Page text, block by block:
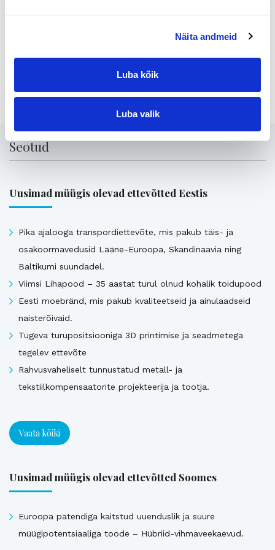
Näita andmeid
Luba kõik
Luba valik
Seotud
Uusimad müügis olevad ettevõtted Eestis
Pika ajalooga transpordiettevõte, mis pakub täis- ja
osakoormavedusid Lääne-Euroopa, Skandinaavia ning
Baltikumi suundadel.
Viimsi Lihapood – 35 aastat turul olnud kohalik toidupood
Eesti moebränd, mis pakub kvaliteetseid ja ainulaadseid
naisterõivaid.
Tugeva turupositsiooniga 3D printimise ja seadmetega
tegelev ettevõte
Rahvusvaheliselt tunnustatud metall- ja
tekstiilkompensaatorite projekteerija ja tootja.
Vaata kõiki
Uusimad müügis olevad ettevõtted Soomes
Euroopa patendiga kaitstud uuenduslik ja suure
müügipotentsiaaliga toode – Hübriid-vihmaveekaevud.